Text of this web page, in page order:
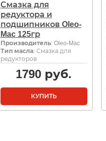
Смазка для
редуктора и
подшипников Oleo-
Mac 125гр
Производитель: Oleo-Mac
Тип масла: Смазка для
редукторов
1790 руб.
КУПИТЬ